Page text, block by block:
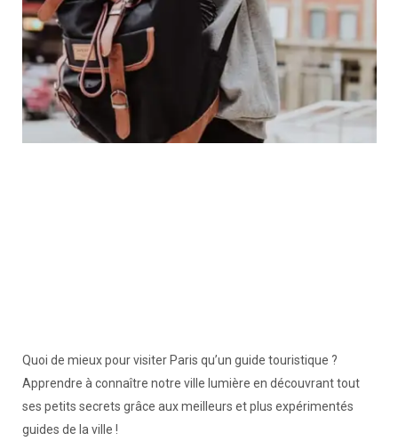
Quoi de mieux pour visiter Paris qu’un guide touristique ?
Apprendre à connaître notre ville lumière en découvrant tout
ses petits secrets grâce aux meilleurs et plus expérimentés
guides de la ville !